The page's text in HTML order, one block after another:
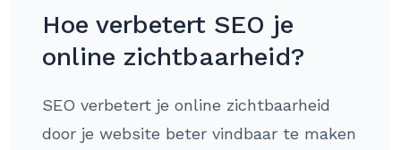
Hoe verbetert SEO je
online zichtbaarheid?
SEO verbetert je online zichtbaarheid
door je website beter vindbaar te maken